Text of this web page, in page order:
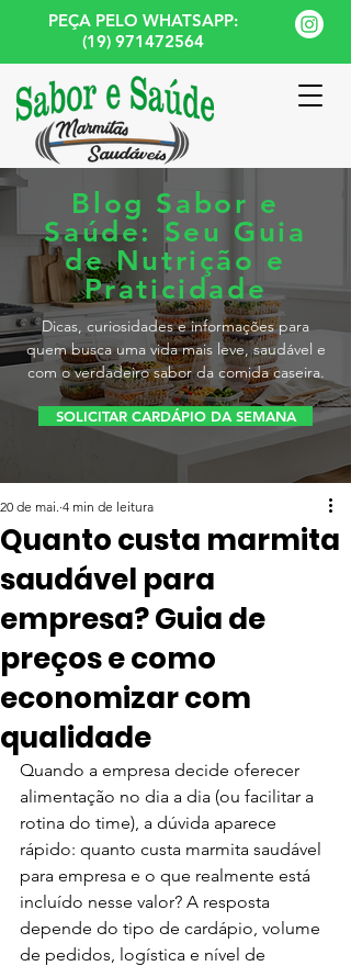
PEÇA PELO WHATSAPP:
(19) 971472564
Blog Sabor e
Saúde: Seu Guia
de Nutrição e
Praticidade
Dicas, curiosidades e informações para
quem busca uma vida mais leve, saudável e
com o verdadeiro sabor da comida caseira.
SOLICITAR CARDÁPIO DA SEMANA
Quanto custa marmita
saudável para
empresa? Guia de
preços e como
economizar com
qualidade
20 de mai. 4 min de leitura
Quando a empresa decide oferecer
alimentação no dia a dia (ou facilitar a
rotina do time), a dúvida aparece
rápido: quanto custa marmita saudável
para empresa e o que realmente está
incluído nesse valor? A resposta
depende do tipo de cardápio, volume
de pedidos, logística e nível de